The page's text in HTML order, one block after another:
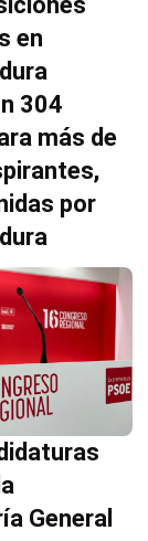
en
304
más de
por
General